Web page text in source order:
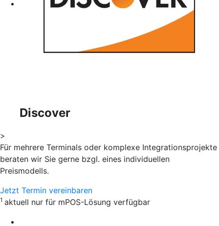
Discover
>
Für mehrere Terminals oder komplexe Integrationsprojekte
beraten wir Sie gerne bzgl. eines individuellen
Preismodells.
Jetzt Termin vereinbaren
1 aktuell nur für mPOS-Lösung verfügbar